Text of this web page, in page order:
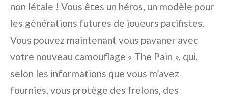
non létale ! Vous êtes un héros, un modèle pour
les générations futures de joueurs pacifistes.
Vous pouvez maintenant vous pavaner avec
votre nouveau camouflage « The Pain », qui,
selon les informations que vous m’avez
fournies, vous protège des frelons, des